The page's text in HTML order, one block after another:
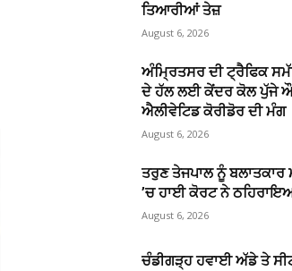
ਤਿਆਰੀਆਂ ਤੇਜ਼
August 6, 2026
ਅੰਮ੍ਰਿਤਸਰ ਦੀ ਟ੍ਰੈਫਿਕ
ਦੇ ਹੱਲ ਲਈ ਕੇਂਦਰ ਕੋਲ ਪੁੱਜੇ
ਐਲੀਵੇਟਿਡ ਕੋਰੀਡੋਰ ਦੀ ਮੰਗ
August 6, 2026
ਤਰੁਣ ਤੇਜਪਾਲ ਨੂੰ ਬਲਾਤਕਾਰ
’ਚ ਹਾਈ ਕੋਰਟ ਨੇ
August 6, 2026
ਚੰਡੀਗੜ੍ਹ ਹਵਾਈ ਅੱਡੇ ਤੇ